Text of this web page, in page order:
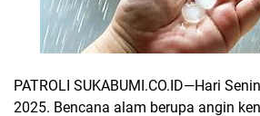
PATROLI SUKABUMI.CO.ID—Hari
2025. Bencana alam berupa angin